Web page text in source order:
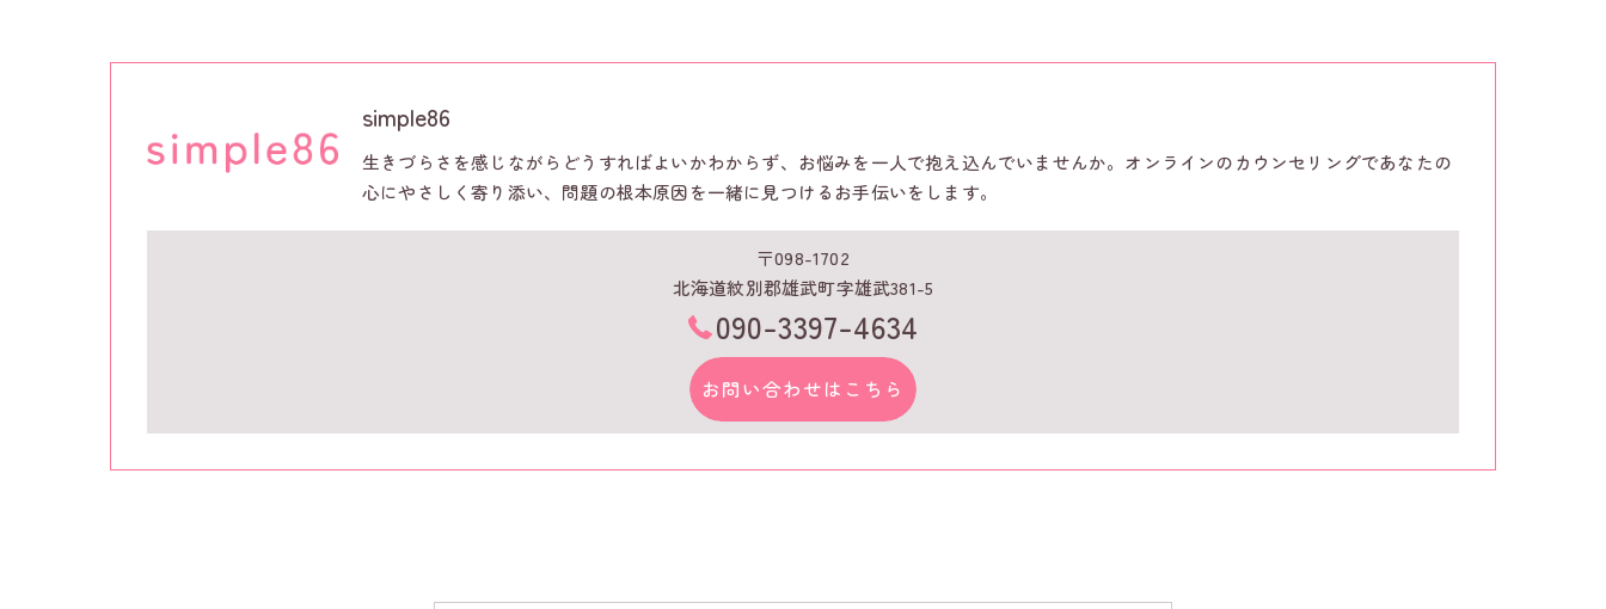
simple86
生きづらさを感じながらどうすればよいかわからず、お悩みを一人で抱え込んでいませんか。オンラインのカウンセリングであなたの
心にやさしく寄り添い、問題の根本原因を一緒に見つけるお手伝いをします。
〒098-1702
北海道紋別郡雄武町字雄武381-5
090-3397-4634
お問い合わせはこちら